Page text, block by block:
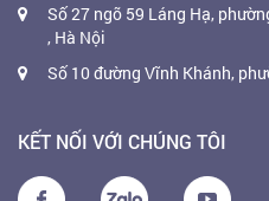
Số 27 ngõ 59 Láng Hạ,
, Hà Nội
Số 10 đường Vĩnh Khánh,
KẾT NỐI VỚI CHÚNG TÔI